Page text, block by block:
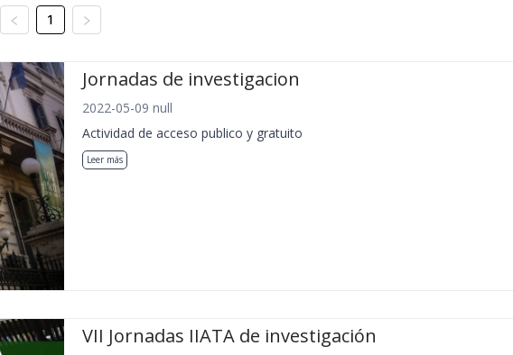
1
Jornadas de investigacion
2022-05-09 null
Actividad de acceso publico y gratuito
Leer más
VII Jornadas IIATA de investigación